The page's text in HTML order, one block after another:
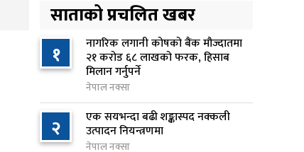
५
रूकुम पश्चिममा प्रहरीको गाडीले
मोटरसाइकललाई ठक्कर दिँदा
किशोरको मृत्यु
२३ घण्टा अघि
६
प्रतिनिधिसभा बैठक बस्दै , पाँच
विधेयक र प्रतिवेदन प्रस्तुत हुने
२३ घण्टा अघि
साताको प्रचलित खबर
१ नागरिक लगानी कोषको बैंक मौज्दातमा
२१ करोड ६८ लाखको फरक, हिसाब
मिलान गर्नुपर्ने
नेपाल नक्सा
२ एक सयभन्दा बढी शङ्कास्पद नक्कली
उत्पादन नियन्त्रणमा
नेपाल नक्सा